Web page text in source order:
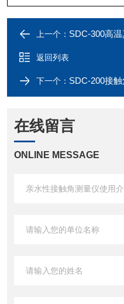
上一个： SDC-300高
返回列表
下一个： SDC-200接
在线留言
ONLINE MESSAGE